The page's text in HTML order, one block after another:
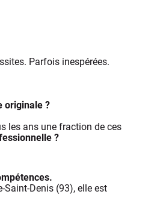
Parfois inespérées.
originale ?
les ans une fraction de ces
?
Saint-Denis (93), elle est